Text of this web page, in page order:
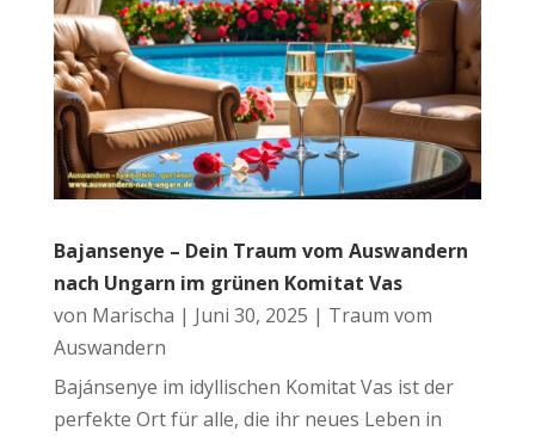
Bajansenye – Dein Traum vom Auswandern
nach Ungarn im grünen Komitat Vas
von Marischa | Juni 30, 2025 | Traum vom
Auswandern
Bajánsenye im idyllischen Komitat Vas ist der
perfekte Ort für alle, die ihr neues Leben in